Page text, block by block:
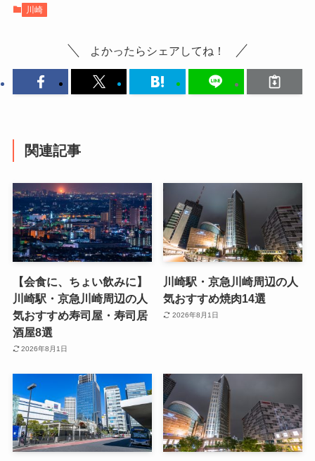
川崎
よかったらシェアしてね！
関連記事
【会食に、ちょい飲みに】
川崎駅・京急川崎周辺の人
気おすすめ寿司屋・寿司居
酒屋8選
2026年8月1日
川崎駅・京急川崎周辺の人
気おすすめ焼肉14選
2026年8月1日